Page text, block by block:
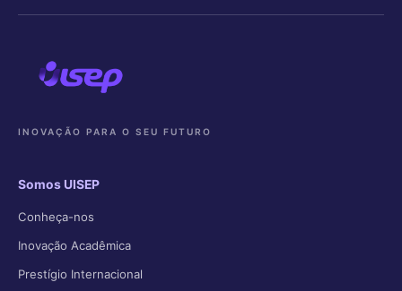
INOVAÇÃO PARA O SEU FUTURO
Somos UISEP
Conheça-nos
Inovação Acadêmica
Prestígio Internacional